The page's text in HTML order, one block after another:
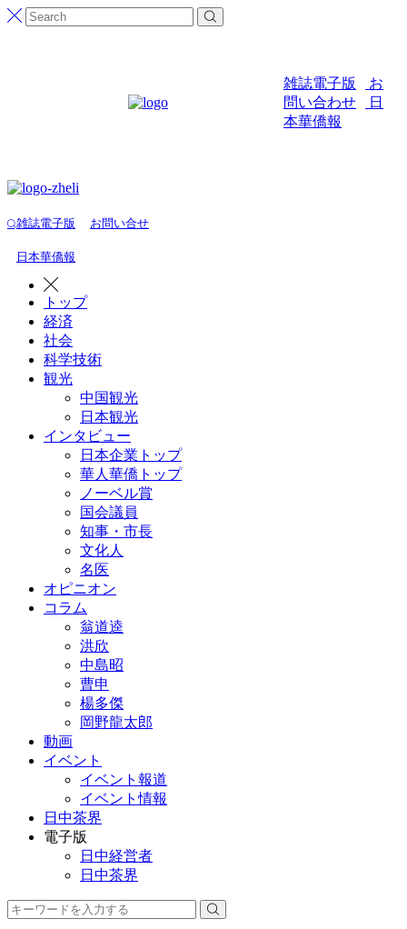
雑誌電子版
お
問い合わせ
日
本華僑報
雑誌電子版 お問い合せ
日本華僑報
トップ
経済
社会
科学技術
観光
中国観光
日本観光
インタビュー
日本企業トップ
華人華僑トップ
ノーベル賞
国会議員
知事・市長
文化人
名医
オピニオン
コラム
翁道逵
洪欣
中島昭
曹申
楊多傑
岡野龍太郎
動画
イベント
イベント報道
イベント情報
日中茶界
電子版
日中経営者
日中茶界